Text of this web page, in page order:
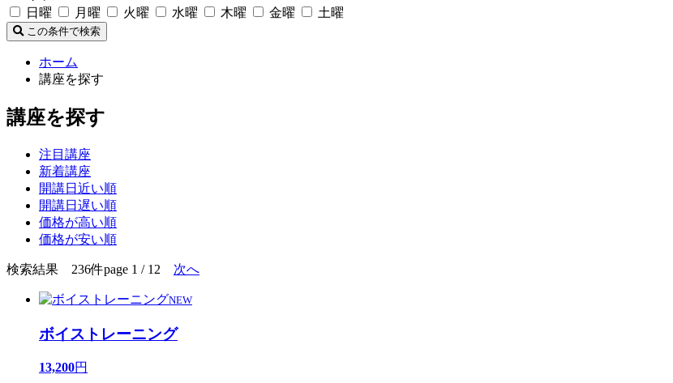
日曜
月曜 火曜 水曜 木曜 金曜 土曜
この条件で検索
ホーム
講座を探す
講座を探す
注目講座
新着講座
開講日近い順
開講日遅い順
価格が高い順
価格が安い順
検索結果 236件page 1 / 12 次へ
NEW
ボイストレーニング
13,200円